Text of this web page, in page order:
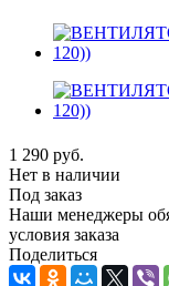
1 290 руб.
Нет в наличии
Под заказ
Наши менеджеры
условия заказа
Поделиться